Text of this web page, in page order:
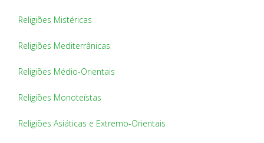
Religiões Mistéricas
Religiões Mediterrânicas
Religiões Médio-Orientais
Religiões Monoteístas
Religiões Asiáticas e Extremo-Orientais